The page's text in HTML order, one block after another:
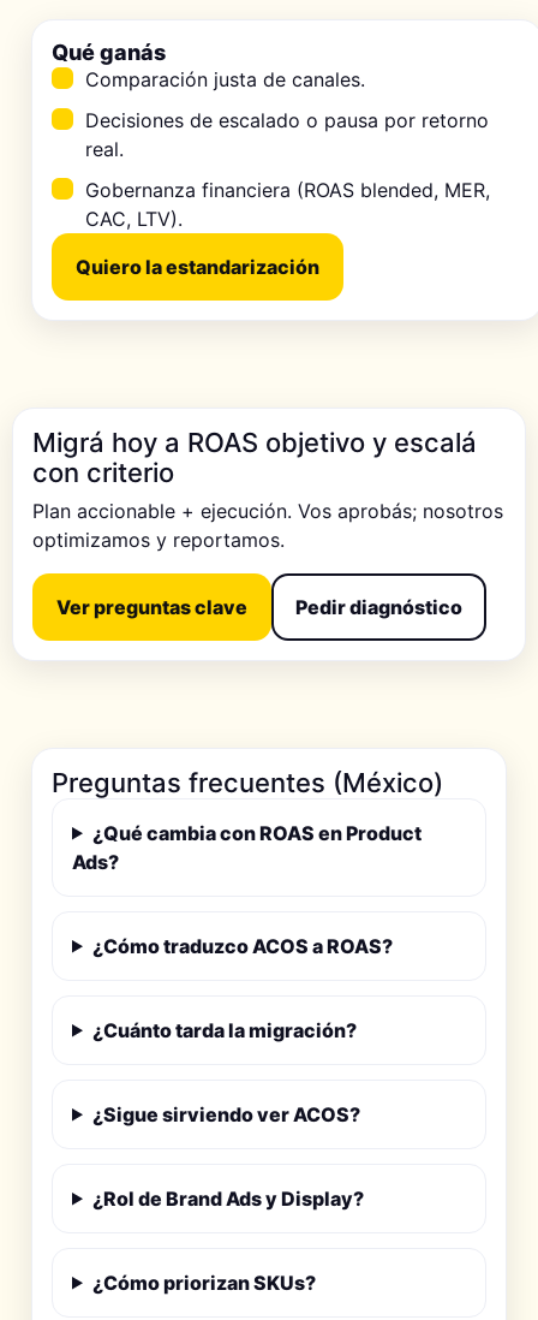
Qué ganás
Comparación justa de canales.
Decisiones de escalado o pausa por retorno
real.
Gobernanza financiera (ROAS blended, MER,
CAC, LTV).
Quiero la estandarización
Migrá hoy a ROAS objetivo y escalá
con criterio
Plan accionable + ejecución. Vos aprobás; nosotros
optimizamos y reportamos.
Ver preguntas clave Pedir diagnóstico
Preguntas frecuentes (México)
¿Qué cambia con ROAS en Product
Ads?
¿Cómo traduzco ACOS a ROAS?
¿Cuánto tarda la migración?
¿Sigue sirviendo ver ACOS?
¿Rol de Brand Ads y Display?
¿Cómo priorizan SKUs?